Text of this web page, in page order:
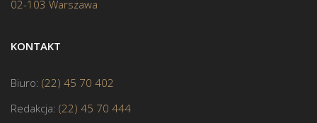
02-103 Warszawa
KONTAKT
Biuro: (22) 45 70 402
Redakcja: (22) 45 70 444